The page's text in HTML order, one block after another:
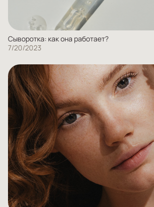
Сыворотка: как она работает?
7/20/2023